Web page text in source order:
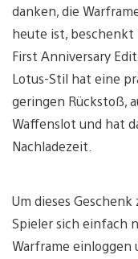
danken, die
heute ist, beschenkt
First Anniversary
Lotus-Stil hat eine
geringen Rückstoß,
Waffenslot und hat
Nachladezeit.
Um dieses
Spieler sich einfach
Warframe einloggen